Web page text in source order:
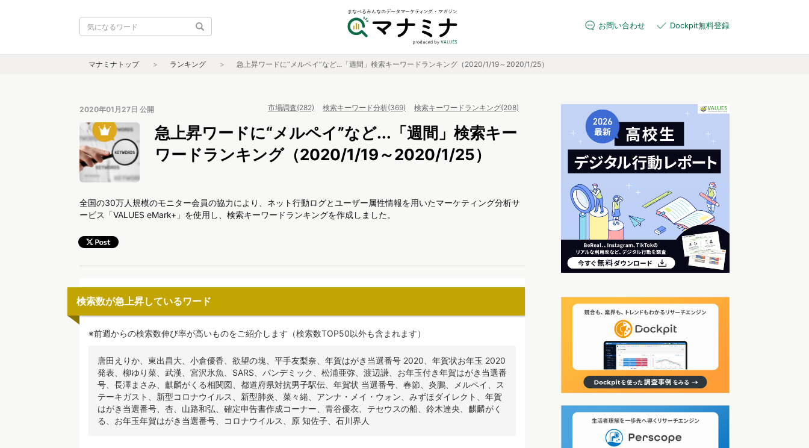
お問い合わせ Dockpit無料登録
マナミナトップ ランキング 急上昇ワードに“メルペイ”など...「週間」検索キーワードランキング（2020/1/19～2020/1/25）
2020年01月27日 公開 市場調査(282) 検索キーワード分析(369) 検索キーワードランキング(208)
急上昇ワードに“メルペイ”など...「週間」検索キー
ワードランキング（2020/1/19～2020/1/25）
全国の30万人規模のモニター会員の協力により、ネット行動ログとユーザー属性情報を用いたマーケティング分析サ
ービス「VALUES eMark+」を使用し、検索キーワードランキングを作成しました。
検索数が急上昇しているワード
※前週からの検索数伸び率が高いものをご紹介します（検索数TOP50以外も含まれます）
唐田えりか、東出昌大、小倉優香、欲望の塊、平手友梨奈、年賀はがき当選番号 2020、年賀状お年玉 2020
発表、柳ゆり菜、武漢、宮沢氷魚、SARS、パンデミック、松浦亜弥、渡辺謙、お年玉付き年賀はがき当選番
号、長澤まさみ、麒麟がくる相関図、都道府県対抗男子駅伝、年賀状 当選番号、春節、炎鵬、メルペイ、ス
テーキガスト、新型コロナウイルス、新型肺炎、菜々緒、アンナ・メイ・ウォン、みずほダイレクト、年賀
はがき当選番号、杏、山路和弘、確定申告書作成コーナー、青谷優衣、テセウスの船、鈴木達央、麒麟がく
る、お年玉年賀はがき当選番号、コロナウイルス、原 知佐子、石川界人